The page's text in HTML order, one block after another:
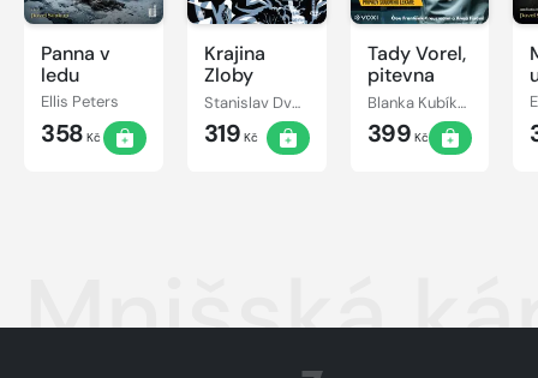
Panna v
ledu
Ellis Peters
358 Kč
Krajina
Zloby
Stanislav Dvořák
319 Kč
Tady Vorel,
pitevna
Blanka Kubíková, František Vorel
399 Kč
Mnišská